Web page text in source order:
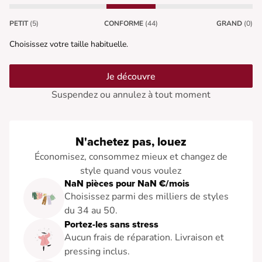
PETIT (5) CONFORME (44) GRAND (0)
Choisissez votre taille habituelle.
Je découvre
Suspendez ou annulez à tout moment
N'achetez pas, louez
Économisez, consommez mieux et changez de
style quand vous voulez
NaN pièces pour NaN €/mois
Choisissez parmi des milliers de styles
du 34 au 50.
Portez-les sans stress
Aucun frais de réparation. Livraison et
pressing inclus.